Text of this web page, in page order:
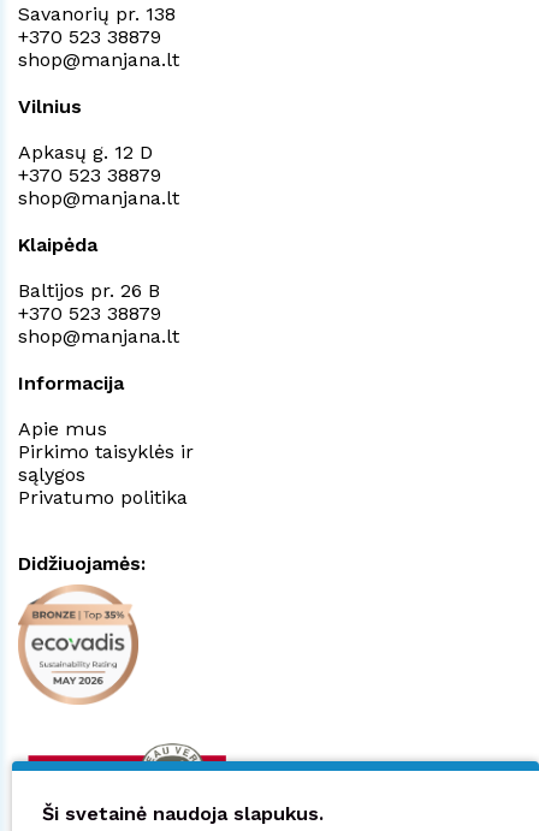
Savanorių pr. 138
+370 523 38879
shop@manjana.lt
Vilnius
Apkasų g. 12 D
+370 523 38879
shop@manjana.lt
Klaipėda
Baltijos pr. 26 B
+370 523 38879
shop@manjana.lt
Informacija
Apie mus
Pirkimo taisyklės ir
sąlygos
Privatumo politika
Didžiuojamės:
Ši svetainė naudoja slapukus.